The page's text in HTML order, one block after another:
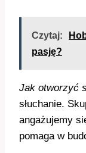
Czytaj:
pasję?
Jak otworzyć
słuchanie.
angażujemy
pomaga w